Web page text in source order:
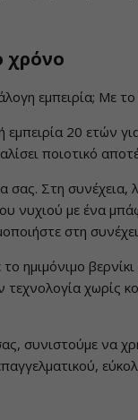
χρόνο
εμπειρία; Με
εμπειρία 20 ετών
ποιοτικό
σας. Στη
με ένα
στη
χωρίς
συνιστούμε να